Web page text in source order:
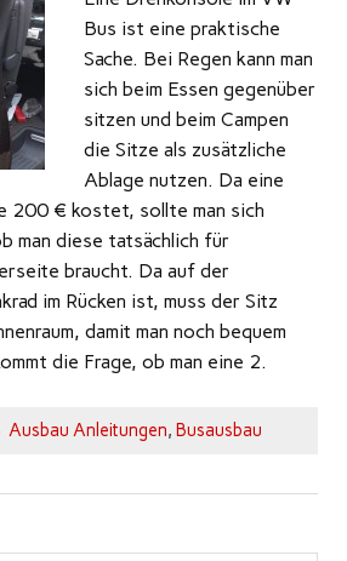
Bus ist eine praktische
Sache. Bei Regen kann man
sich beim Essen gegenüber
sitzen und beim Campen
die Sitze als zusätzliche
Ablage nutzen. Da eine
200 € kostet, sollte man sich
man diese tatsächlich für
braucht. Da auf der
im Rücken ist, muss der Sitz
damit man noch bequem
die Frage, ob man eine 2.
Ausbau Anleitungen, Busausbau